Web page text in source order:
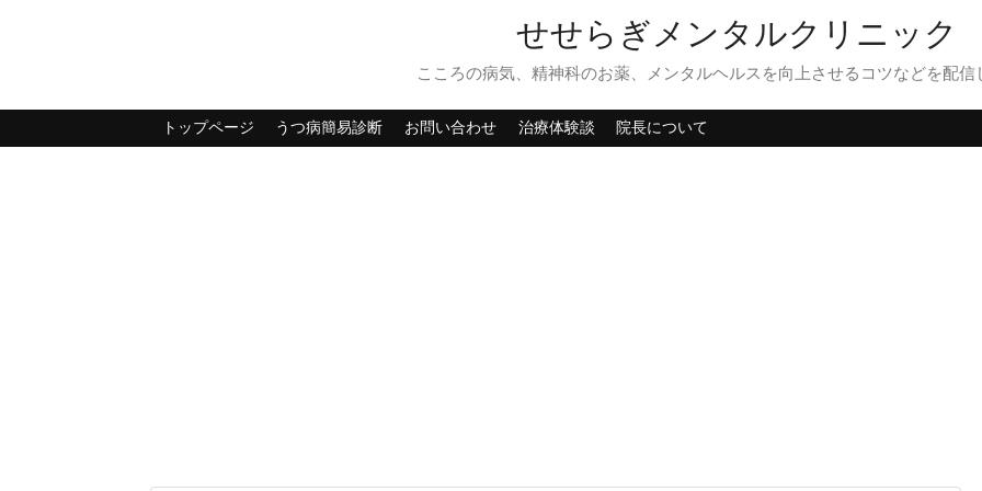
せせらぎメンタルクリニック
こころの病気、精神科のお薬、メンタルヘルスを向上させるコツなどを配信
トップページ うつ病簡易診断 お問い合わせ 治療体験談 院長について